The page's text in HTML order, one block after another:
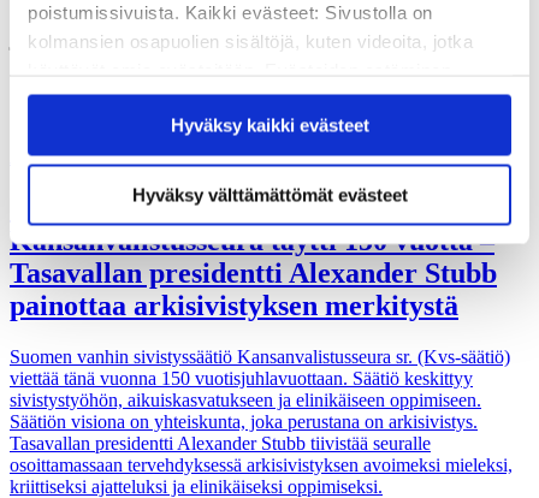
poistumissivuista. Kaikki evästeet: Sivustolla on
kolmansien osapuolien sisältöjä, kuten videoita, jotka
saattaa estää näiden sisältöjen näkymisen.
Hyväksymällä kaikki evästeet varmistat, että kaikki
sisältö on käytettävissäsi.
Hyväksy kaikki evästeet
Hyväksy välttämättömät evästeet
juhlapäivä
Ajankohtaista
Suomen vanhin sivistyssäätiö
Kansanvalistusseura täytti 150 vuotta –
Tasavallan presidentti Alexander Stubb
painottaa arkisivistyksen merkitystä
Suomen vanhin sivistyssäätiö Kansanvalistusseura sr. (Kvs-säätiö)
viettää tänä vuonna 150 vuotisjuhlavuottaan. Säätiö keskittyy
sivistystyöhön, aikuiskasvatukseen ja elinikäiseen oppimiseen.
Säätiön visiona on yhteiskunta, joka perustana on arkisivistys.
Tasavallan presidentti Alexander Stubb tiivistää seuralle
osoittamassaan tervehdyksessä arkisivistyksen avoimeksi mieleksi,
kriittiseksi ajatteluksi ja elinikäiseksi oppimiseksi.